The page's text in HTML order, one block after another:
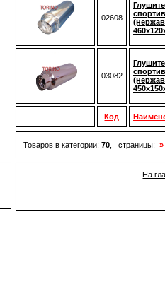
02608
03082
Код
Товаров в категории: 70 , страницы: »
На